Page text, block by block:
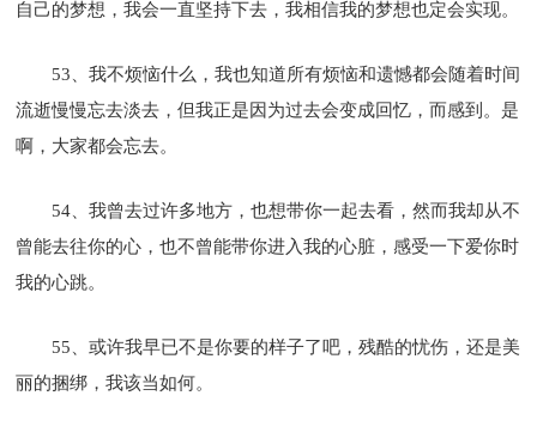
自己的梦想，我会一直坚持下去，我相信我的梦想也定会实现。
53、我不烦恼什么，我也知道所有烦恼和遗憾都会随着时间
流逝慢慢忘去淡去，但我正是因为过去会变成回忆，而感到。是
啊，大家都会忘去。
54、我曾去过许多地方，也想带你一起去看，然而我却从不
曾能去往你的心，也不曾能带你进入我的心脏，感受一下爱你时
我的心跳。
55、或许我早已不是你要的样子了吧，残酷的忧伤，还是美
丽的捆绑，我该当如何。